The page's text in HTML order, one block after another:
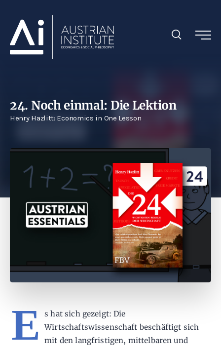
24. Noch einmal: Die Lektion
Henry Hazlitt: Economics in One Lesson
E
s hat sich gezeigt: Die
Wirtschaftswissenschaft beschäftigt sich
mit den langfristigen, mittelbaren und